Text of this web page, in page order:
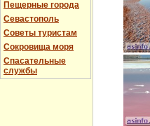
Пещерные города
Севастополь
Советы туристам
Сокровища моря
Спасательные
службы